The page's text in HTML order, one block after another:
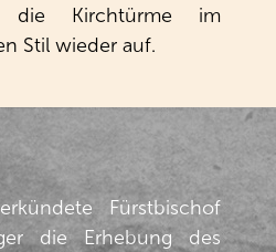
die Kirchtürme im
Stil wieder auf.
Fürstbischof
die Erhebung des